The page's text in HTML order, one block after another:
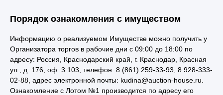
Порядок ознакомления с имуществом
Информацию о реализуемом Имуществе можно получить у
Организатора торгов в рабочие дни с 09:00 до 18:00 по
адресу: Россия, Краснодарский край, г. Краснодар, Красная
ул., д. 176, оф. 3.103, телефон: 8 (861) 259-33-93, 8 928-333-
02-88, адрес электронной почты: kudina@auction-house.ru.
Ознакомление с Лотом №1 производится по адресу его